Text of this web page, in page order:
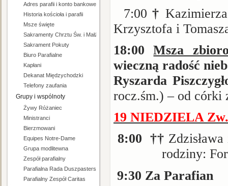
Adres parafii i konto bankowe
Historia kościoła i parafii
Msze święte
Sakramenty Chrztu Św. i Małżeństwa
Sakrament Pokuty
Biuro Parafialne
Kapłani
Dekanat Międzychodzki
Telefony zaufania
Grupy i wspólnoty
Żywy Różaniec
Ministranci
Bierzmowani
Equipes Notre-Dame
Grupa modlitewna
Zespół parafialny
Parafialna Rada Duszpasterska i Ekonomiczna
Parafialny Zespół Caritas
7:00†
Krzysztofa i
18:00Msza
wieczną radość
Ryszarda
rocz.śm.) – od córki
19 NIEDZIELA
8:00 ††
rodziny:
9:30 Za Parafian